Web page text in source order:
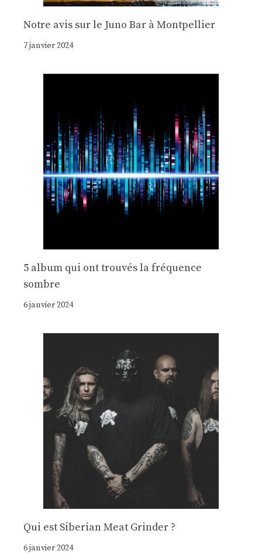
Notre avis sur le Juno Bar à Montpellier
7 janvier 2024
5 album qui ont trouvés la fréquence
sombre
6 janvier 2024
Qui est Siberian Meat Grinder ?
6 janvier 2024